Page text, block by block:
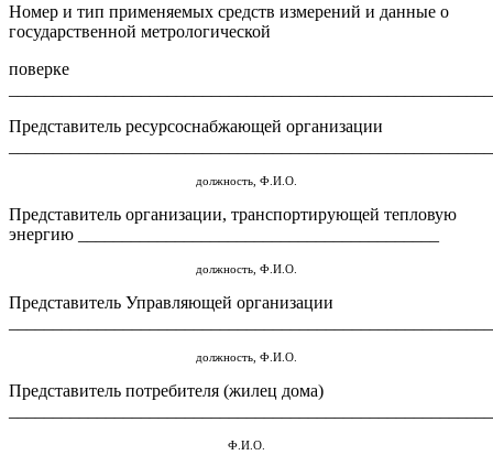
Номер и тип применяемых средств измерений и данные о
государственной метрологической
поверке
Представитель ресурсоснабжающей организации
должность, Ф.И.О.
Представитель организации, транспортирующей тепловую
энергию _________________________________________
должность, Ф.И.О.
Представитель Управляющей организации
должность, Ф.И.О.
Представитель потребителя (жилец дома)
Ф.И.О.